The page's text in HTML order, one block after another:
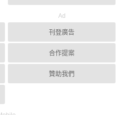
Ad
刊登廣告
合作提案
贊助我們